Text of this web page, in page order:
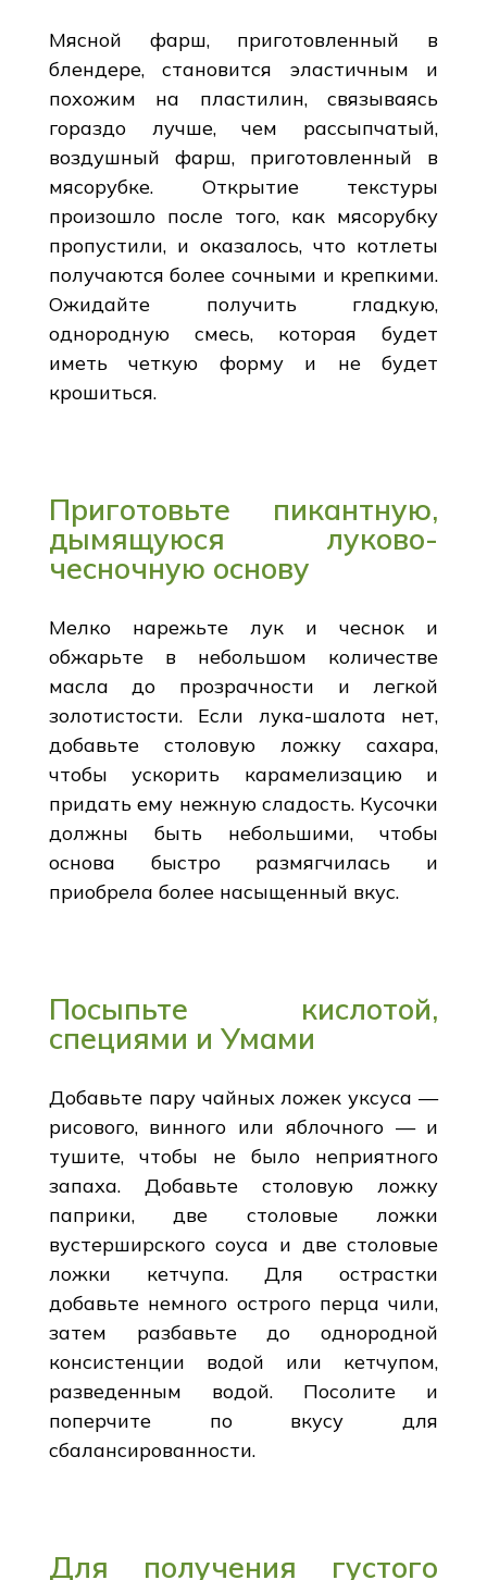
Мясной фарш, приготовленный в
блендере, становится эластичным и
похожим на пластилин, связываясь
гораздо лучше, чем рассыпчатый,
воздушный фарш, приготовленный в
мясорубке. Открытие текстуры
произошло после того, как мясорубку
пропустили, и оказалось, что котлеты
получаются более сочными и крепкими.
Ожидайте получить гладкую,
однородную смесь, которая будет
иметь четкую форму и не будет
крошиться.
Приготовьте пикантную,
дымящуюся луково-
чесночную основу
Мелко нарежьте лук и чеснок и
обжарьте в небольшом количестве
масла до прозрачности и легкой
золотистости. Если лука-шалота нет,
добавьте столовую ложку сахара,
чтобы ускорить карамелизацию и
придать ему нежную сладость. Кусочки
должны быть небольшими, чтобы
основа быстро размягчилась и
приобрела более насыщенный вкус.
Посыпьте кислотой,
специями и Умами
Добавьте пару чайных ложек уксуса —
рисового, винного или яблочного — и
тушите, чтобы не было неприятного
запаха. Добавьте столовую ложку
паприки, две столовые ложки
вустерширского соуса и две столовые
ложки кетчупа. Для острастки
добавьте немного острого перца чили,
затем разбавьте до однородной
консистенции водой или кетчупом,
разведенным водой. Посолите и
поперчите по вкусу для
сбалансированности.
Для получения густого